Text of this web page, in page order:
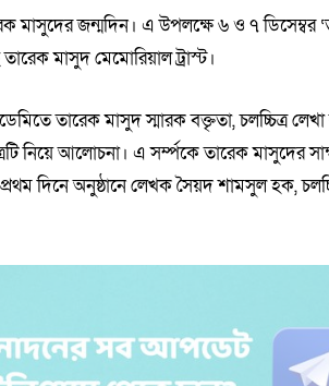
মাসুদের জন্মদিন। এ উপলক্ষে ৬ ও ৭ ডিসেম্বর
মাসুদ মেমোরিয়াল ট্রাস্ট।
তারেক মাসুদ স্মারক বক্তৃতা, চলচ্চিত্র
নিয়ে আলোচনা। এ সর্ম্পকে তারেক মাসুদের
প্রথম দিনে অনুষ্ঠানে লেখক সৈয়দ শামসুল হক,